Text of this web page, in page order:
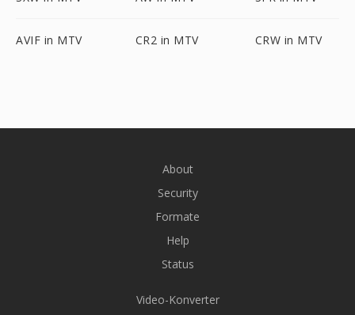
AVIF in MTV CR2 in MTV CRW in MTV
About
Security
Formate
Help
Status
Video-Konverter